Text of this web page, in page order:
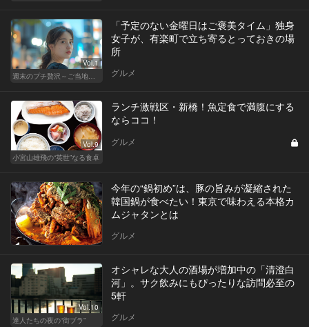
Vol.1
「予定のない金曜日はご褒美タイム」独身
女子が、有楽町で立ち寄るとっておきの場
所
グルメ
Vol.9
小宮山雄飛の“英世”なる食卓
ランチ激戦区・新橋！魚定食で満腹にする
ならココ！
グルメ
今年の“鍋初め”は、豚の旨みが凝縮された
韓国鍋が食べたい！東京で味わえる本格カ
ムジャタンとは
グルメ
Vol.10
達人たちの夜の“街ブラ”
オシャレな大人の酒場が増加中の「清澄白
河」。サク飲みにもぴったりな訪問必至の
5軒
グルメ